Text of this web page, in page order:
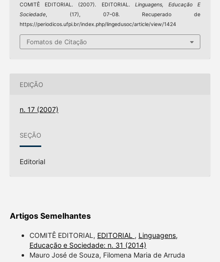
COMITÊ EDITORIAL. (2007). EDITORIAL. Linguagens, Educação E
Sociedade, (17), 07–08. Recuperado de
https://periodicos.ufpi.br/index.php/lingedusoc/article/view/1424
Fomatos de Citação
EDIÇÃO
n. 17 (2007)
SEÇÃO
Editorial
Artigos Semelhantes
COMITÊ EDITORIAL, EDITORIAL , Linguagens,
Educação e Sociedade: n. 31 (2014)
Mauro José de Souza, Filomena Maria de Arruda